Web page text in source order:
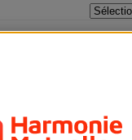
des projets